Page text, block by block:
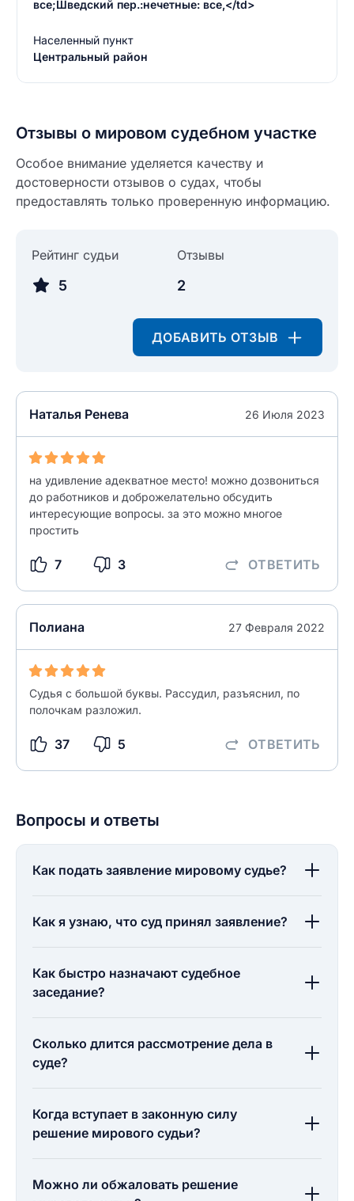
все;Шведский пер.:нечетные: все,</td>
Населенный пункт
Центральный район
Отзывы о мировом судебном участке
Особое внимание уделяется качеству и
достоверности отзывов о судах, чтобы
предоставлять только проверенную информацию.
Рейтинг судьи
5
Отзывы
2
ДОБАВИТЬ ОТЗЫВ
Наталья Ренева 26 Июля 2023
на удивление адекватное место! можно дозвониться
до работников и доброжелательно обсудить
интересующие вопросы. за это можно многое
простить
7 3 ОТВЕТИТЬ
Полиана 27 Февраля 2022
Судья с большой буквы. Рассудил, разъяснил, по
полочкам разложил.
37 5 ОТВЕТИТЬ
Введите свой e-mail
Текст отзыва
Как вы оцените судебный участок?
разрешить публикацию отзыва
Введите свое имя
Ответ на отзыв
разрешить публикацию отзыва
ОСТАВИТЬ ОТЗЫВ
Вопросы и ответы
Как подать заявление мировому судье?
Как я узнаю, что суд принял заявление?
Как быстро назначают судебное
заседание?
Сколько длится рассмотрение дела в
суде?
Когда вступает в законную силу
решение мирового судьи?
Можно ли обжаловать решение
НАЙТИ МЕНЯ
ЗАКРЫТЬ СОХРАНИТЬ